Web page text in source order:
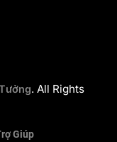
. All Rights
Giúp